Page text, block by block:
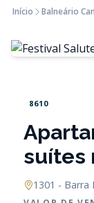
Início Balneário
8610
suítes
1301 - Barra